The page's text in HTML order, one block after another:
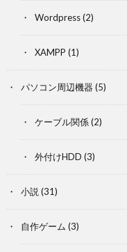
Wordpress(2)
XAMPP (1)
パソコン周辺機器 (5)
ケーブル関係(2)
外付けHDD (3)
小説 (31)
自作ゲーム (3)